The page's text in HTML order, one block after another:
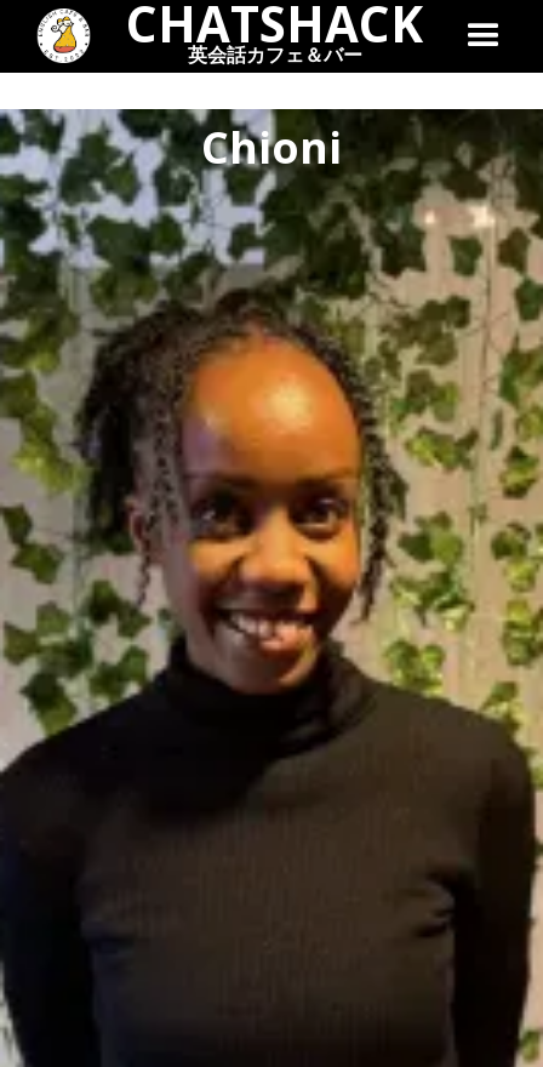
CHATSHACK
英会話カフェ＆バー
Chioni